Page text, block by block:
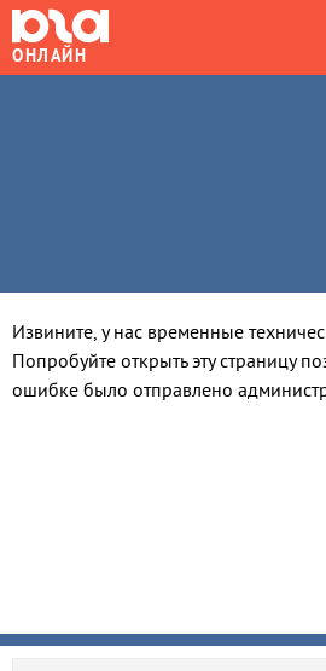
ОНЛАЙН
Извините, у нас временные
Попробуйте открыть эту страницу
ошибке было отправлено